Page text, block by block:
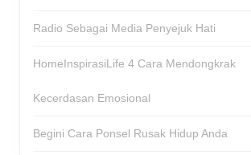
Radio Sebagai Media Penyejuk Hati
HomeInspirasiLife 4 Cara Mendongkrak
Kecerdasan Emosional
Begini Cara Ponsel Rusak Hidup Anda